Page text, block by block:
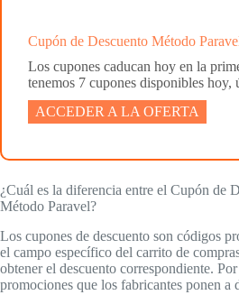
Cupón de Descuento Método
Los cupones caducan hoy en la
tenemos 7 cupones disponibles hoy,
ACCEDER A LA OFERTA
¿Cuál es la diferencia entre el Cupón de
Método Paravel?
Los cupones de descuento son códigos
el campo específico del carrito de
obtener el descuento correspondiente.
promociones que los fabricantes ponen a